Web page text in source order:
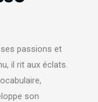
passions et
il rit aux éclats.
son